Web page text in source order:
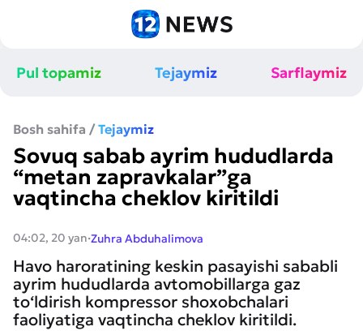
Pul topamiz Tejaymiz Sarflaymiz
Bosh sahifa / Tejaymiz
Sovuq sabab ayrim hududlarda
“metan zapravkalar”ga
vaqtincha cheklov kiritildi
04:02, 20 yan·Zuhra Abduhalimova
Havo haroratining keskin pasayishi sababli
ayrim hududlarda avtomobillarga gaz
to‘ldirish kompressor shoxobchalari
faoliyatiga vaqtincha cheklov kiritildi.